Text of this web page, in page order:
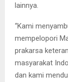
lainnya.
“Kami
mempelopori
prakarsa
masyarakat
dan kami